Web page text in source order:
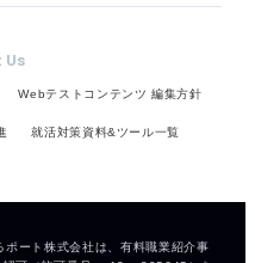
Webテストコンテンツ 編集方針
就活対策資料&ツール一覧